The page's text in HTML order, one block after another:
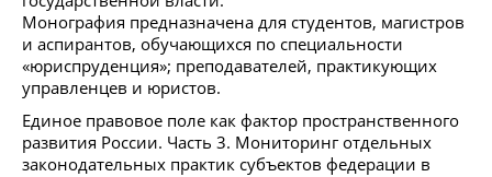
Монография предназначена для студентов, магистров
и аспирантов, обучающихся по специальности
«юриспруденция»; преподавателей, практикующих
управленцев и юристов.
Единое правовое поле как фактор пространственного
развития России. Часть 3. Мониторинг отдельных
законодательных практик субъектов федерации в